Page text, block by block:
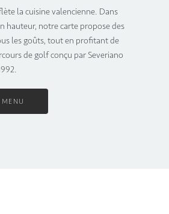
la cuisine valencienne. Dans
hauteur, notre carte propose des
les goûts, tout en profitant de
de golf conçu par Severiano